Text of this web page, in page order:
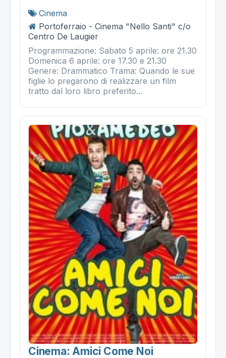
Cinema
Portoferraio - Cinema "Nello Santi" c/o
Centro De Laugier
Programmazione: Sabato 5 aprile: ore 21.30
Domenica 6 aprile: ore 17.30 e 21.30
Genere: Drammatico Trama: Quando le sue
figlie lo pregarono di realizzare un film
tratto dal loro libro preferito...
Cinema: Amici Come Noi